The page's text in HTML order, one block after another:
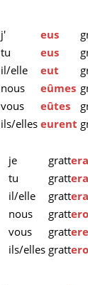
j'
eus
tu
eus
il/elle
eut
nous
eûmes
vous
eûtes
ils/elles eurent
je
gratt
tu
gratt
il/elle
grattera
nous
gratt
vous
gratt
ils/elles gratt